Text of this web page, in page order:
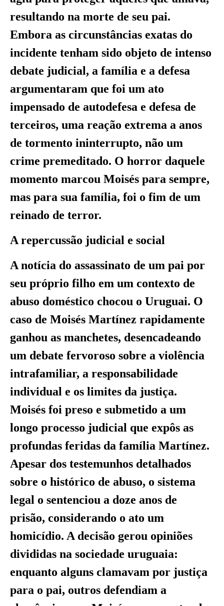
resultando na morte de seu pai.
Embora as circunstâncias exatas do
incidente tenham sido objeto de intenso
debate judicial, a família e a defesa
argumentaram que foi um ato
impensado de autodefesa e defesa de
terceiros, uma reação extrema a anos
de tormento ininterrupto, não um
crime premeditado. O horror daquele
momento marcou Moisés para sempre,
mas para sua família, foi o fim de um
reinado de terror.
A repercussão judicial e social
A notícia do assassinato de um pai por
seu próprio filho em um contexto de
abuso doméstico chocou o Uruguai. O
caso de Moisés Martínez rapidamente
ganhou as manchetes, desencadeando
um debate fervoroso sobre a violência
intrafamiliar, a responsabilidade
individual e os limites da justiça.
Moisés foi preso e submetido a um
longo processo judicial que expôs as
profundas feridas da família Martínez.
Apesar dos testemunhos detalhados
sobre o histórico de abuso, o sistema
legal o sentenciou a doze anos de
prisão, considerando o ato um
homicídio. A decisão gerou opiniões
divididas na sociedade uruguaia:
enquanto alguns clamavam por justiça
para o pai, outros defendiam a